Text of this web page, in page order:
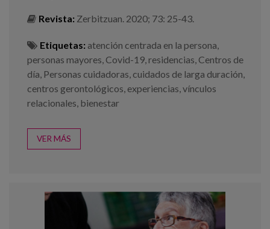
Revista: Zerbitzuan. 2020; 73: 25-43.
Etiquetas: atención centrada en la persona
personas mayores Covid-19 residencias Centros de
día Personas cuidadoras cuidados de larga duración
centros gerontológicos experiencias vínculos
relacionales bienestar
VER MÁS